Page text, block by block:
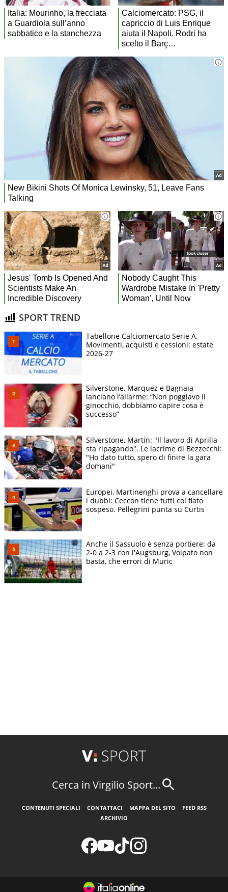
SPORT TREND
Tabellone Calciomercato Serie A.
Movimenti, acquisti e cessioni: estate
2026-27
Silverstone, Marquez e Bagnaia
lanciano l’allarme: “Non poggiavo il
ginocchio, dobbiamo capire cosa è
successo”
Silverstone, Martin: "Il lavoro di Aprilia
sta ripagando". Le lacrime di Bezzecchi:
"Ho dato tutto, spero di finire la gara
domani"
Europei, Martinenghi prova a cancellare
i dubbi: Ceccon tiene tutti col fiato
sospeso. Pellegrini punta su Curtis
Anche il Sassuolo è senza portiere: da
2-0 a 2-3 con l'Augsburg, Volpato non
basta, che errori di Muric
Cerca in Virgilio Sport...
CONTENUTI SPECIALI CONTATTACI MAPPA DEL SITO
FEED RSS
ARCHIVIO